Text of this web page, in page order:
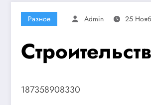
Разное Admin 25
187358908330